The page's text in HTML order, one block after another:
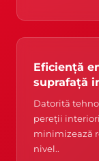
Eficiență
suprafață
Datorită
pereții
minimizează
nivel..